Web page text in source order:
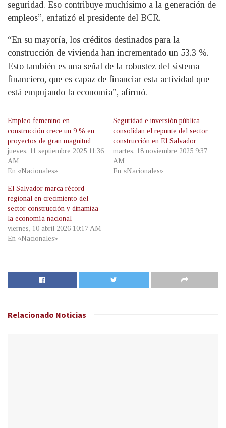
seguridad. Eso contribuye muchísimo a la generación de
empleos”, enfatizó el presidente del BCR.
“En su mayoría, los créditos destinados para la
construcción de vivienda han incrementado un 53.3 %.
Esto también es una señal de la robustez del sistema
financiero, que es capaz de financiar esta actividad que
está empujando la economía”, afirmó.
Empleo femenino en
construcción crece un 9 % en
proyectos de gran magnitud
jueves, 11 septiembre 2025 11:36
AM
En «Nacionales»
Seguridad e inversión pública
consolidan el repunte del sector
construcción en El Salvador
martes, 18 noviembre 2025 9:37
AM
En «Nacionales»
El Salvador marca récord
regional en crecimiento del
sector construcción y dinamiza
la economía nacional
viernes, 10 abril 2026 10:17 AM
En «Nacionales»
Relacionado Noticias